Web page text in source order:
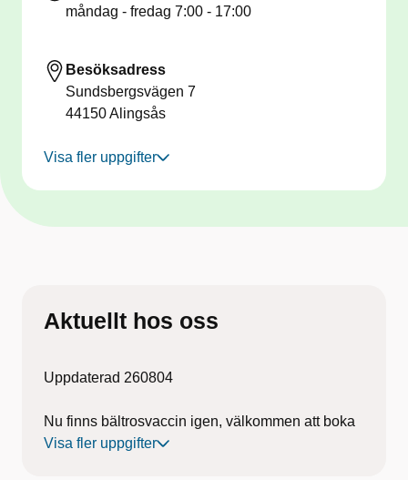
måndag - fredag 7:00 - 17:00
Besöksadress
Sundsbergsvägen 7
44150Alingsås
Visa fler uppgifter
Aktuellt hos oss
Uppdaterad 260804
Nu finns bältrosvaccin igen, välkommen att boka
tid!
Visa fler uppgifter